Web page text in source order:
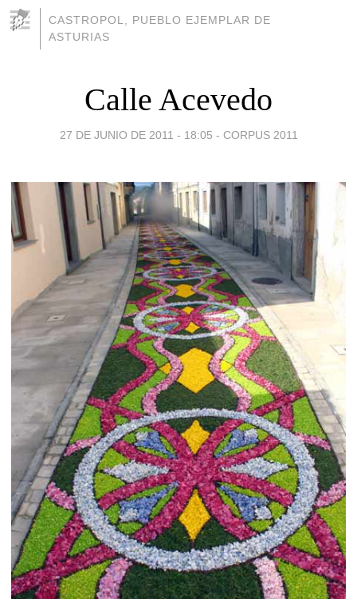
CASTROPOL, PUEBLO EJEMPLAR DE
ASTURIAS
Calle Acevedo
27 DE JUNIO DE 2011 - 18:05 - CORPUS 2011